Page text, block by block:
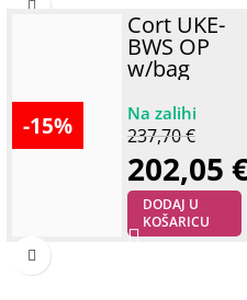
-15%
Cort UKE-
BWS OP
w/bag
237,70€
202,05
DODAJ U
KOŠARICU